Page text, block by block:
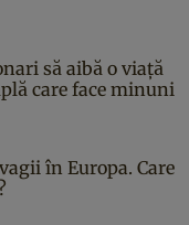
să aibă o viață
care face minuni
în Europa. Care